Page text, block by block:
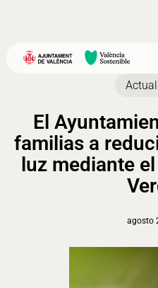
content
El
familias a
luz mediante
agosto